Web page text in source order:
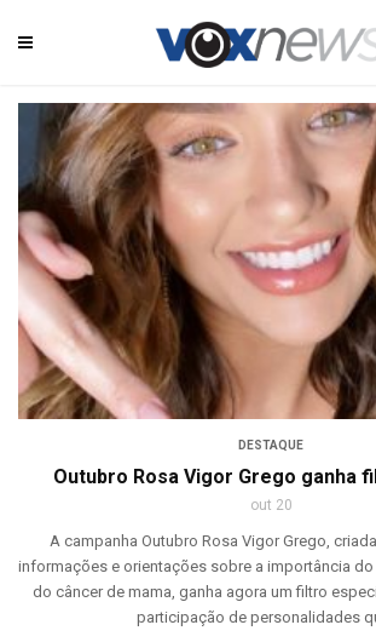
DESTAQUE
Outubro Rosa Vigor Grego ganha
out 20
A campanha Outubro Rosa Vigor Grego,
informações e orientações sobre a importância
do câncer de mama, ganha agora um filtro
participação de personalidades